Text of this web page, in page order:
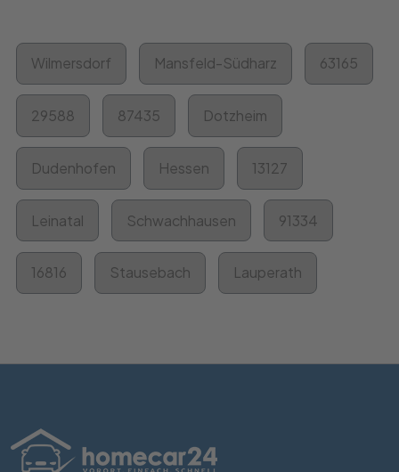
Wilmersdorf Mansfeld-Südharz 63165
29588 87435 Dotzheim
Dudenhofen Hessen 13127
Leinatal Schwachhausen 91334
16816 Stausebach Lauperath